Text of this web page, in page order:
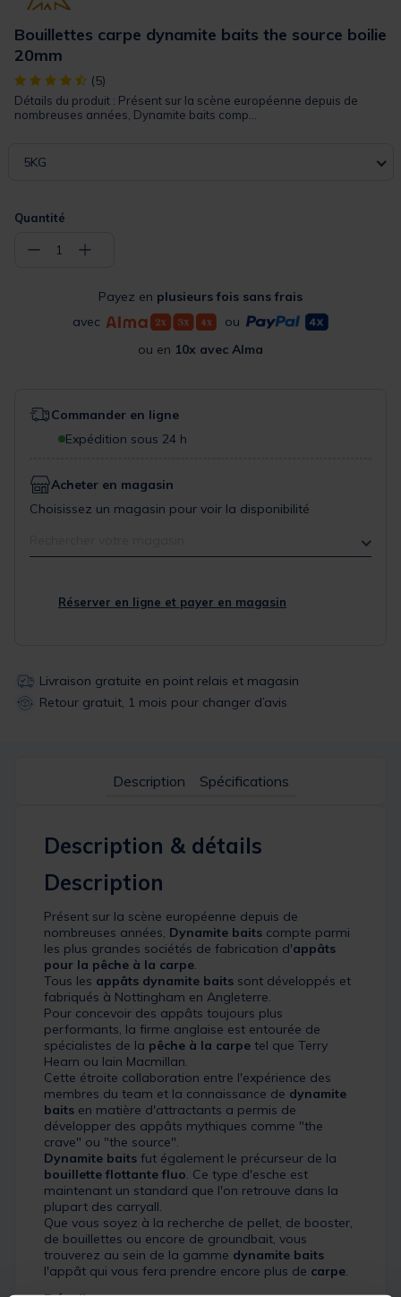
Bouillettes carpe dynamite baits the source boilie
20mm
[object Object] out of 5 Customer Rating
(5)
Détails du produit : Présent sur la scène européenne depuis de
nombreuses années, Dynamite baits comp...
5KG
Quantité
− 1 +
Payez en plusieurs fois sans frais
avec
ou
ou en 10x avec Alma
Commander en ligne
Expédition sous 24 h
Acheter en magasin
Choisissez un magasin pour voir la disponibilité
Réserver en ligne et payer en magasin
Livraison gratuite en point relais et magasin
Retour gratuit, 1 mois pour changer d’avis
Description Spécifications
Description & détails
Description
Présent sur la scène européenne depuis de
nombreuses années, Dynamite baits compte parmi
les plus grandes sociétés de fabrication d'appâts
pour la pêche à la carpe.
Tous les appâts dynamite baits sont développés et
fabriqués à Nottingham en Angleterre.
Pour concevoir des appâts toujours plus
performants, la firme anglaise est entourée de
spécialistes de la pêche à la carpe tel que Terry
Hearn ou Iain Macmillan.
Cette étroite collaboration entre l'expérience des
membres du team et la connaissance de dynamite
baits en matière d'attractants a permis de
développer des appâts mythiques comme "the
crave" ou "the source".
Dynamite baits fut également le précurseur de la
bouillette flottante fluo. Ce type d'esche est
maintenant un standard que l'on retrouve dans la
plupart des carryall.
Que vous soyez à la recherche de pellet, de booster,
de bouillettes ou encore de groundbait, vous
trouverez au sein de la gamme dynamite baits
l'appât qui vous fera prendre encore plus de carpe.